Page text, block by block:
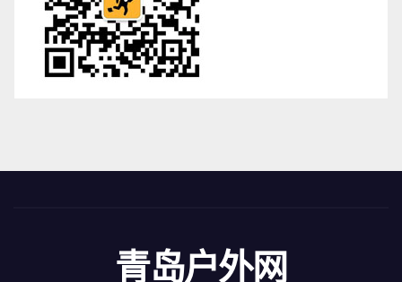
青岛户外网